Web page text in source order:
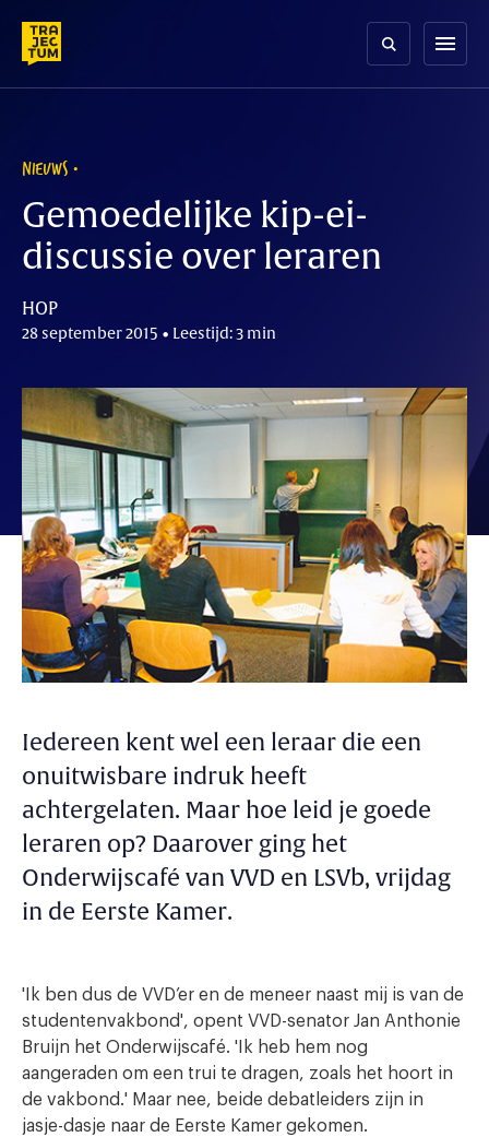
content
menu
NIEUWS
Gemoedelijke kip-ei-
discussie over leraren
HOP
28 september 2015 • Leestijd: 3 min
Iedereen kent wel een leraar die een
onuitwisbare indruk heeft
achtergelaten. Maar hoe leid je goede
leraren op? Daarover ging het
Onderwijscafé van VVD en LSVb, vrijdag
in de Eerste Kamer.
' Ik ben dus de VVD’er en de meneer naast mij is van de
studentenvakbond', opent VVD-senator Jan Anthonie
Bruijn het Onderwijscafé. 'Ik heb hem nog
aangeraden om een trui te dragen, zoals het hoort in
de vakbond.' Maar nee, beide debatleiders zijn in
jasje-dasje naar de Eerste Kamer gekomen.